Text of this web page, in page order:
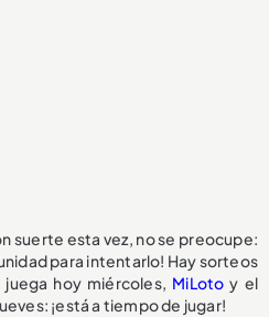
suerte esta vez, no se preocupe:
para intentarlo! Hay sorteos
hoy miércoles, MiLoto y el
¡está a tiempo de jugar!